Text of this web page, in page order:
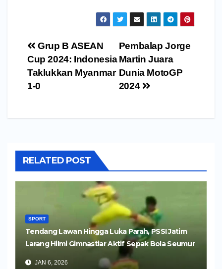
Navigasi
pos
Pembalap Jorge
Martin Juara
Dunia MotoGP
2024
Grup B ASEAN
Cup 2024: Indonesia
Taklukkan Myanmar
1-0
RELATED POST
SPORT
Tendang Lawan Hingga Luka Parah, PSSI Jatim
Larang Hilmi Gimnastiar Aktif Sepak Bola Seumur
JAN 6, 2026